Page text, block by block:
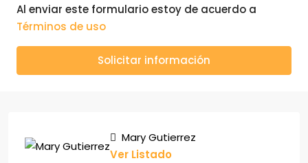
Al enviar este formulario estoy de acuerdo a
Términos de uso
Solicitar información
Mary Gutierrez
Ver Listado